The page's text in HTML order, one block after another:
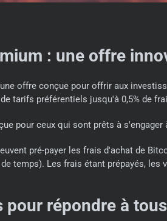
: une offre
offre conçue pour offrir aux
tarifs préférentiels jusqu'à 0,5% de
pour ceux qui sont prêts à
pré-payer les frais d'achat de
temps). Les frais étant prépayés,
pour répondre à